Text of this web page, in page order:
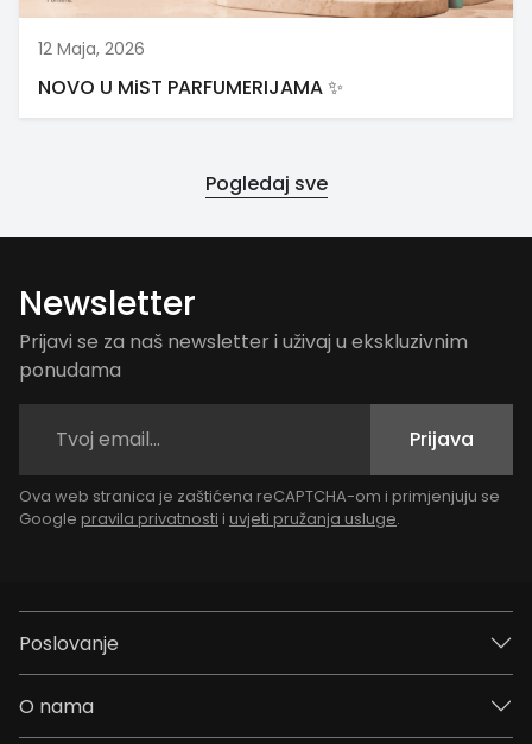
12 Maja, 2026
NOVO U MiST PARFUMERIJAMA ✨
Pogledaj sve
Newsletter
Prijavi se za naš newsletter i uživaj u ekskluzivnim
ponudama
Prijava
Ova web stranica je zaštićena reCAPTCHA-om i primjenjuju se
Google pravila privatnosti i uvjeti pružanja usluge.
Poslovanje
O nama